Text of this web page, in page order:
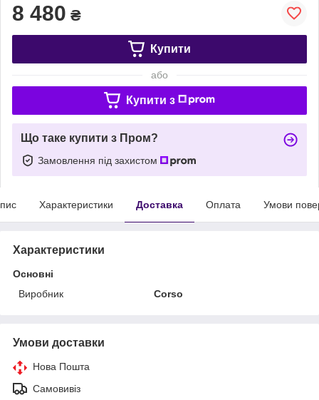
8 480 ₴
Купити
або
Купити з
Що таке купити з Пром?
Замовлення під захистом
Характеристики Доставка Оплата Умови
Характеристики
Основні
Виробник
Corso
Умови доставки
Нова Пошта
Самовивіз